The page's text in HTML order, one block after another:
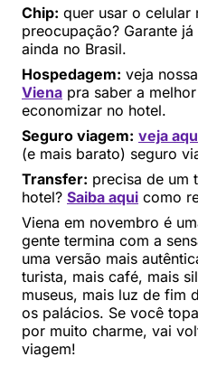
Chip: quer usar o celular
preocupação? Garante já
ainda no Brasil.
Hospedagem: veja
Viena pra saber a
economizar no hotel.
Seguro viagem: veja
(e mais barato) seguro
Transfer: precisa de um
hotel? Saiba aqui como
Viena em novembro é
gente termina com a
uma versão mais
turista, mais café, mais
museus, mais luz de fim
os palácios. Se você
por muito charme, vai
viagem!